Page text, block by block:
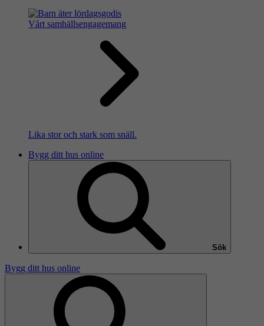
Vårt samhällsengagemang
Lika stor och stark som snäll.
Bygg ditt hus online
Sök
Bygg ditt hus online